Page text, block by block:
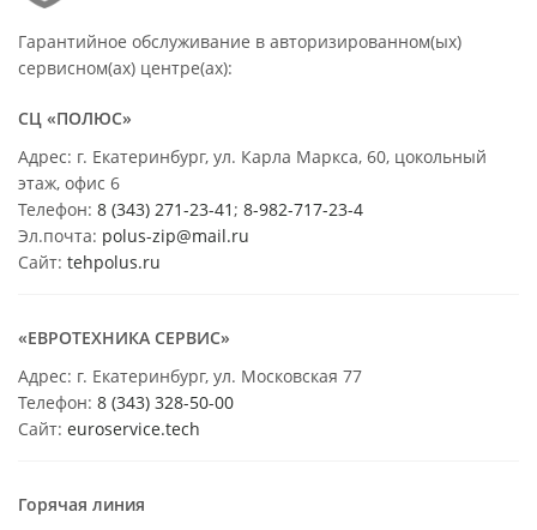
Гарантийное обслуживание в авторизированном(ых)
сервисном(ах) центре(ах):
СЦ «ПОЛЮС»
Адрес: г. Екатеринбург, ул. Карла Маркса, 60, цокольный
этаж, офис 6
Телефон: 8 (343) 271-23-41; 8-982-717-23-4
Эл.почта: polus-zip@mail.ru
Сайт: tehpolus.ru
«ЕВРОТЕХНИКА СЕРВИС»
Адрес: г. Екатеринбург, ул. Московская 77
Телефон: 8 (343) 328-50-00
Сайт: euroservice.tech
Горячая линия